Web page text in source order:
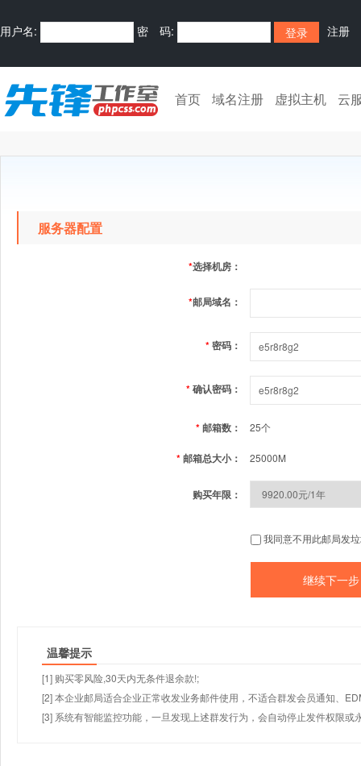
用户名: 密 码: 注册
首页 域名注册 虚拟主机 云
服务器配置
*选择机房：
*邮局域名：
*密码：
*确认密码：
*邮箱数： 25个
*邮箱总大小： 25000M
购买年限：
我同意不用此邮局发
温馨提示
[1] 购买零风险,30天内无条件退余款!;
[2] 本企业邮局适合企业正常收发业务邮件使用，不适合群发会员通知、
[3] 系统有智能监控功能，一旦发现上述群发行为，会自动停止发件权限或